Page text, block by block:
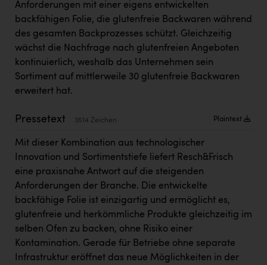
Maximarkt
Oldtimer Raststationen und Motorhotels
Österreichischer Kachelofenverband
Orlen
PEZ
PÜSPÖK
REMAX
RE/MAX Welcome
Resch&Frisch
RUBBLE MASTER
Ruderclub Wels
Anforderungen mit einer eigens entwickelten
backfähigen Folie, die glutenfreie Backwaren während
des gesamten Backprozesses schützt. Gleichzeitig
wächst die Nachfrage nach glutenfreien Angeboten
kontinuierlich, weshalb das Unternehmen sein
Sortiment auf mittlerweile 30 glutenfreie Backwaren
erweitert hat.
Pressetext 3514 Zeichen Plaintext
Mit dieser Kombination aus technologischer
Innovation und Sortimentstiefe liefert Resch&Frisch
eine praxisnahe Antwort auf die steigenden
Anforderungen der Branche. Die entwickelte
backfähige Folie ist einzigartig und ermöglicht es,
glutenfreie und herkömmliche Produkte gleichzeitig im
selben Ofen zu backen, ohne Risiko einer
Kontamination. Gerade für Betriebe ohne separate
Infrastruktur eröffnet das neue Möglichkeiten in der